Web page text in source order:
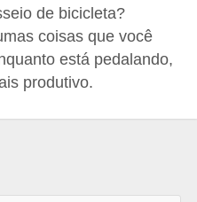
de bicicleta?
coisas que você
está pedalando,
produtivo.